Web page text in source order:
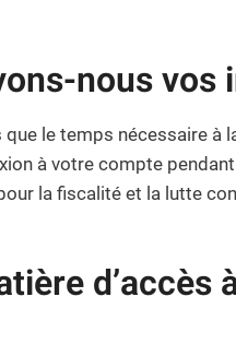
nous
le temps nécessaire
à votre compte
la fiscalité et la lutte